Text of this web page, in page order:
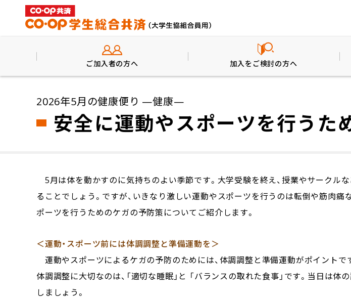
ご加入者の方へ 加入をご検討の方へ
2026年5月の健康便り —健康—
安全に運動やスポーツを行うた
5月は体を動かすのに気持ちのよい季節です。大学受験を終え、授業やサークル
ることでしょう。ですが、いきなり激しい運動やスポーツを行うのは転倒や筋肉痛
ポーツを行うためのケガの予防策についてご紹介します。
＜運動・スポーツ前には体調調整と準備運動を＞
運動やスポーツによるケガの予防のためには、体調調整と準備運動がポイントで
体調調整に大切なのは、「適切な睡眠」と 「バランスの取れた食事」です。当日は
しましょう。